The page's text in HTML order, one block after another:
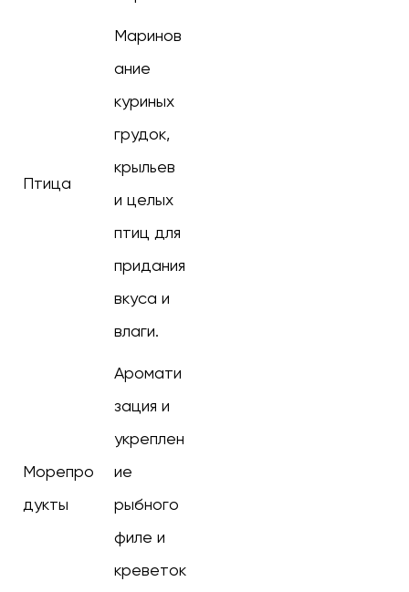
Птица
Маринов
ание
куриных
грудок,
крыльев
и целых
птиц для
придания
вкуса и
влаги.
Морепро
дукты
Аромати
зация и
укреплен
ие
рыбного
филе и
креветок